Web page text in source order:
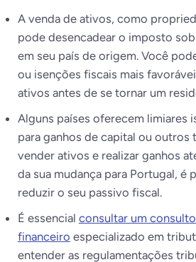
A venda de ativos, como
pode desencadear o imposto
em seu país de origem. Você
ou isenções fiscais mais
ativos antes de se tornar um
Alguns países oferecem limiares
para ganhos de capital ou outros
vender ativos e realizar ganhos
da sua mudança para Portugal, é
reduzir o seu passivo fiscal.
É essencial consultar um
financeiro especializado em
entender as regulamentações